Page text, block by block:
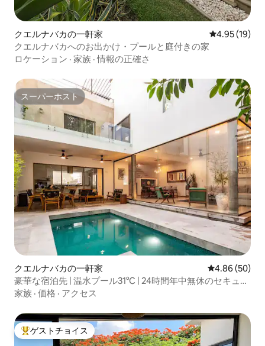
クエルナバカの一軒家 レビュー19
4.95 (19)
クエルナバカへのお出かけ・プールと庭付きの家
ロケーション · 家族 ·情報の正確さ
スーパーホスト
スーパーホスト
クエルナバカの一軒家 レビュー50
4.86 (50)
豪華な宿泊先 | 温水プール31°C | 24時間年中無休のセキュリ
ティ
家族 · 価格 · アクセス
大好評のゲストチョイスです。
ゲストチョイス